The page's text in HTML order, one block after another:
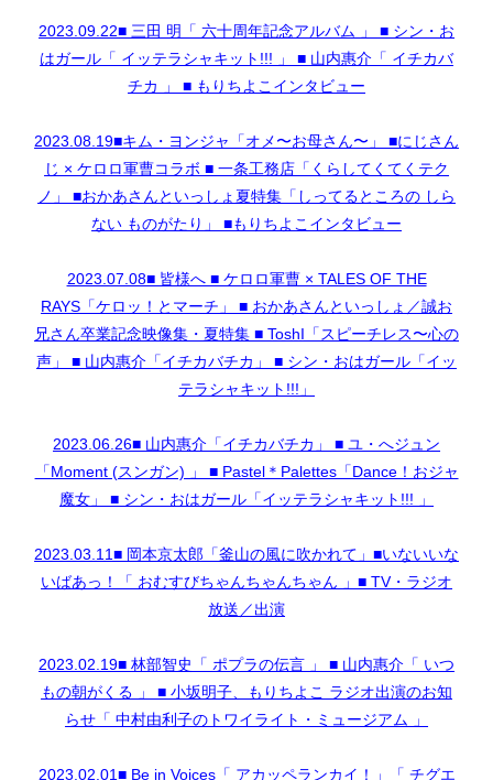
2023.09.22■ 三田 明「 六十周年記念アルバム 」 ■ シン・お
はガール「 イッテラシャキット!!! 」 ■ 山内惠介「 イチカバ
チカ 」 ■ もりちよこインタビュー
2023.08.19■キム・ヨンジャ「オメ〜お母さん〜」 ■にじさん
じ × ケロロ軍曹コラボ ■ 一条工務店「くらしてくてくテク
ノ」 ■おかあさんといっしょ夏特集「しってるところの しら
ない ものがたり」 ■もりちよこインタビュー
2023.07.08■ 皆様へ ■ ケロロ軍曹 × TALES OF THE
RAYS「ケロッ！とマーチ」 ■ おかあさんといっしょ／誠お
兄さん卒業記念映像集・夏特集 ■ ToshI「スピーチレス〜心の
声」 ■ 山内惠介「イチカバチカ」 ■ シン・おはガール「イッ
テラシャキット!!!」
2023.06.26■ 山内惠介「イチカバチカ」 ■ ユ・へジュン
「Moment (スンガン) 」 ■ Pastel＊Palettes「Dance！おジャ
魔女」 ■ シン・おはガール「イッテラシャキット!!! 」
2023.03.11■ 岡本京太郎「釜山の風に吹かれて」■いないいな
いばあっ！「 おむすびちゃんちゃんちゃん 」■ TV・ラジオ
放送／出演
2023.02.19■ 林部智史「 ポプラの伝言 」 ■ 山内惠介「 いつ
もの朝がくる 」 ■ 小坂明子、もりちよこ ラジオ出演のお知
らせ「 中村由利子のトワイライト・ミュージアム 」
2023.02.01■ Be in Voices「 アカッペランカイ！」「 チグエ